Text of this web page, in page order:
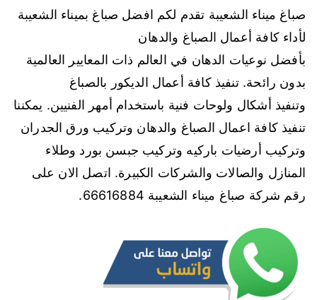
صباغ ميناء الشعيبة تقدم لكم افضل صباغ بميناء الشعيبة
لأداء كافة أعمال الصباغ والدهان
بأفضل نوعيات الدهان في العالم ذات المعايير العالمية
بدون رائحة. تنفيذ كافة أعمال الديكور بالصباغ
وتنفيذ أشكال ولوحات فنية باستخدام أمهر الفنيين. يمكننا
تنفيذ كافة اعمال الصباغ والدهان وتركيب ورق الجدران
وتركيب أرضيات باركيه وتركيب جبسن بورد وطلاء
المنازل والصالات والشركات الكبيرة. اتصل الان على
رقم شركة صباغ ميناء الشعيبة 66616884.